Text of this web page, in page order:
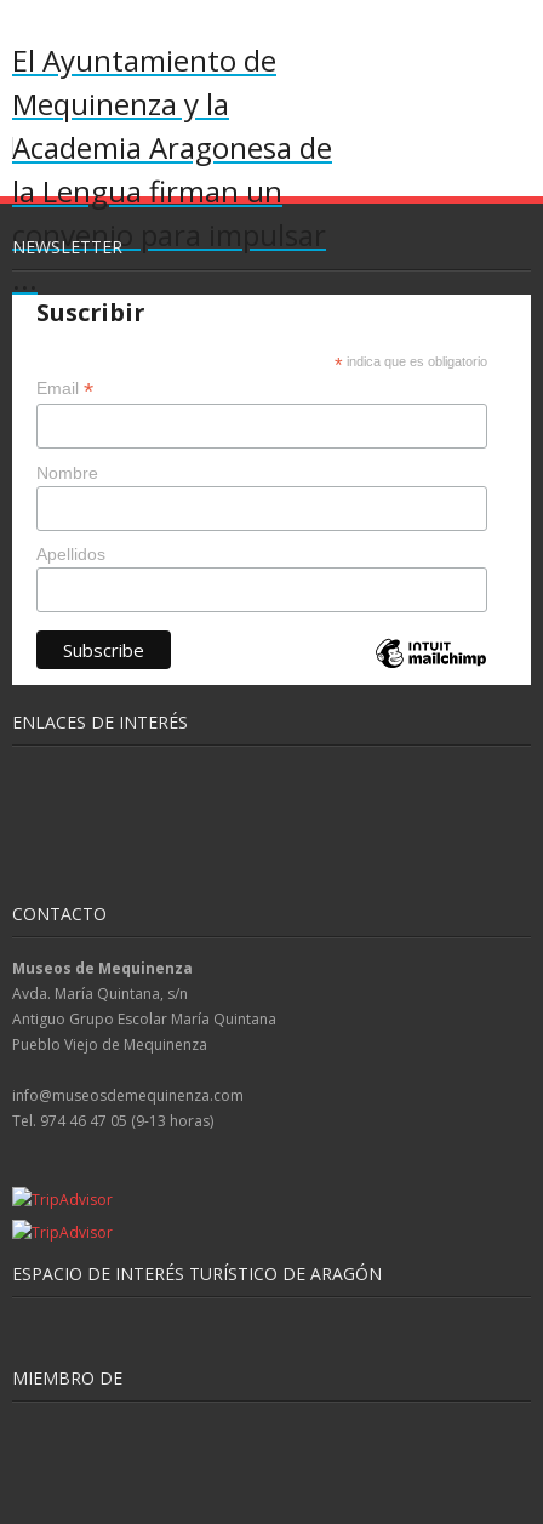
El Ayuntamiento de
Mequinenza y la
Academia Aragonesa de
la Lengua firman un
convenio para impulsar
...
NEWSLETTER
Suscribir
* indica que es obligatorio
Email *
Nombre
Apellidos
ENLACES DE INTERÉS
CONTACTO
Museos de Mequinenza
Avda. María Quintana, s/n
Antiguo Grupo Escolar María Quintana
Pueblo Viejo de Mequinenza
info@museosdemequinenza.com
Tel. 974 46 47 05 (9-13 horas)
ESPACIO DE INTERÉS TURÍSTICO DE ARAGÓN
MIEMBRO DE